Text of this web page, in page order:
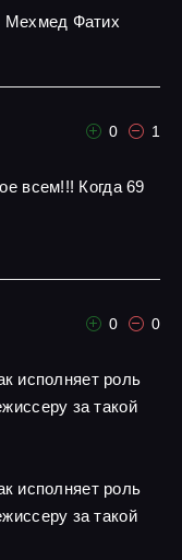
Фатих
0 1
всем!!! Когда 69
0 0
исполняет роль
за такой
исполняет роль
за такой